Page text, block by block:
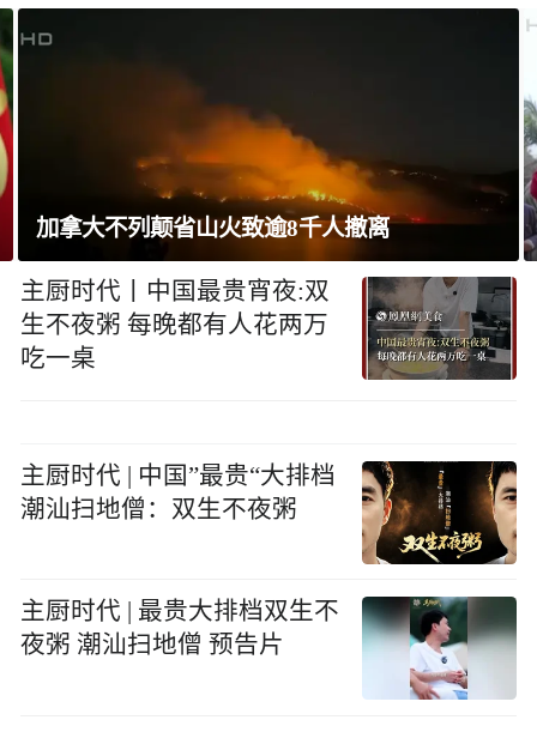
巴西将与阿根廷外交关系降为代办级
主厨时代丨中国最贵宵夜:双
生不夜粥 每晚都有人花两万
吃一桌
主厨时代 | 中国”最贵“大排档
潮汕扫地僧：双生不夜粥
主厨时代 | 最贵大排档双生不
夜粥 潮汕扫地僧 预告片